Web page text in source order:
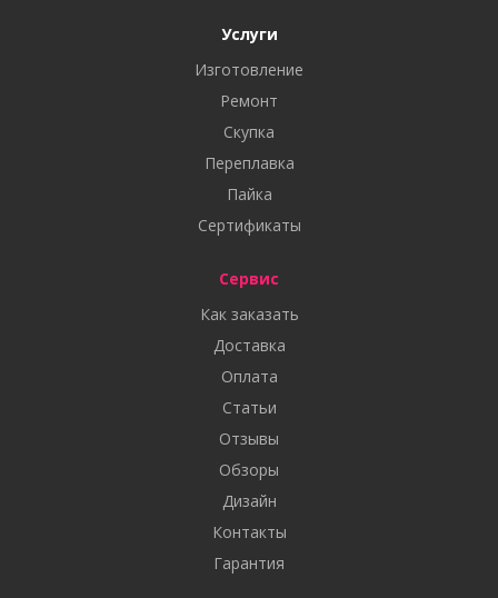
Услуги
Изготовление
Ремонт
Скупка
Переплавка
Пайка
Сертификаты
Сервис
Как заказать
Доставка
Оплата
Статьи
Отзывы
Обзоры
Дизайн
Контакты
Гарантия